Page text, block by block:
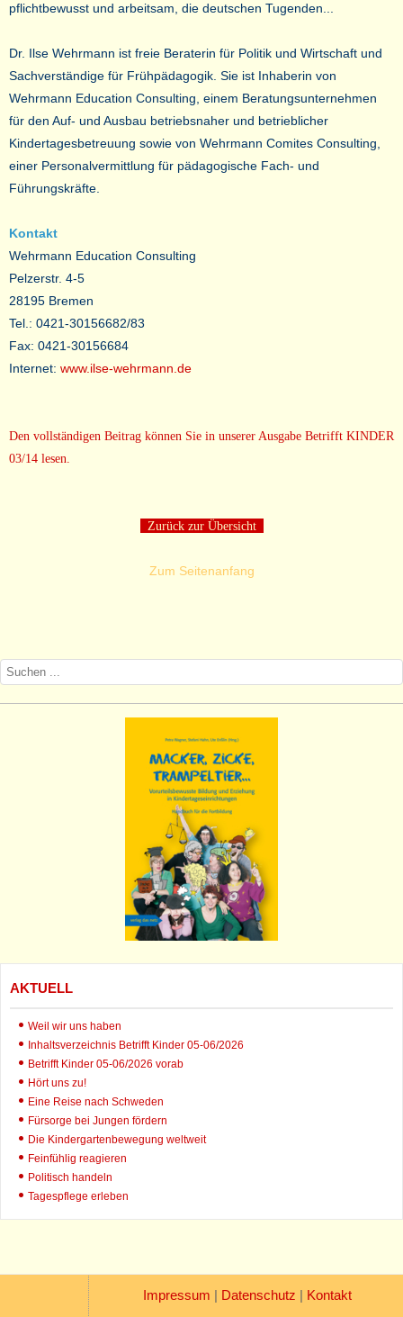
pflichtbewusst und arbeitsam, die deutschen Tugenden...
Dr. Ilse Wehrmann ist freie Beraterin für Politik und Wirtschaft und
Sachverständige für Frühpädagogik. Sie ist Inhaberin von
Wehrmann Education Consulting, einem Beratungsunternehmen
für den Auf- und Ausbau betriebsnaher und betrieblicher
Kindertagesbetreuung sowie von Wehrmann Comites Consulting,
einer Personalvermittlung für pädagogische Fach- und
Führungskräfte.
Kontakt
Wehrmann Education Consulting
Pelzerstr. 4-5
28195 Bremen
Tel.: 0421-30156682/83
Fax: 0421-30156684
Internet: www.ilse-wehrmann.de
Den vollständigen Beitrag können Sie in unserer Ausgabe Betrifft KINDER
03/14 lesen.
Zurück zur Übersicht
Zum Seitenanfang
AKTUELL
Weil wir uns haben
Inhaltsverzeichnis Betrifft Kinder 05-06/2026
Betrifft Kinder 05-06/2026 vorab
Hört uns zu!
Eine Reise nach Schweden
Fürsorge bei Jungen fördern
Die Kindergartenbewegung weltweit
Feinfühlig reagieren
Politisch handeln
Tagespflege erleben
Impressum | Datenschutz | Kontakt